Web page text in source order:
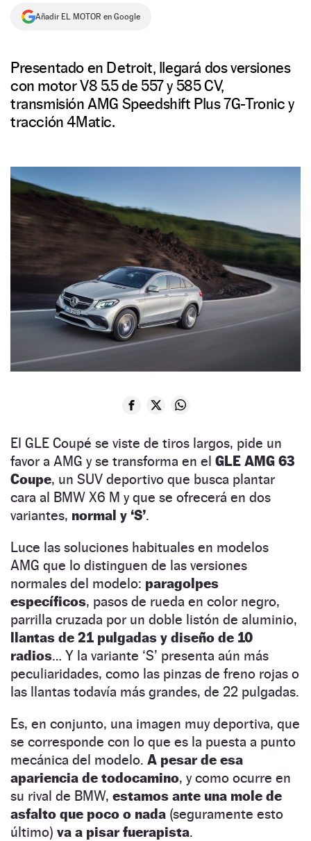
NEWSLETTER
SÍGUENOS
Añadir EL MOTOR en Google
Presentado en Detroit, llegará dos versiones
con motor V8 5.5 de 557 y 585 CV,
transmisión AMG Speedshift Plus 7G-Tronic y
tracción 4Matic.
El GLE Coupé se viste de tiros largos, pide un
favor a AMG y se transforma en el GLE AMG 63
Coupe, un SUV deportivo que busca plantar
cara al BMW X6 M y que se ofrecerá en dos
variantes, normal y ‘S’.
Luce las soluciones habituales en modelos
AMG que lo distinguen de las versiones
normales del modelo: paragolpes
específicos, pasos de rueda en color negro,
parrilla cruzada por un doble listón de aluminio,
llantas de 21 pulgadas y diseño de 10
radios… Y la variante ‘S’ presenta aún más
peculiaridades, como las pinzas de freno rojas o
las llantas todavía más grandes, de 22 pulgadas.
Es, en conjunto, una imagen muy deportiva, que
se corresponde con lo que es la puesta a punto
mecánica del modelo. A pesar de esa
apariencia de todocamino, y como ocurre en
su rival de BMW, estamos ante una mole de
asfalto que poco o nada (seguramente esto
último) va a pisar fuerapista.